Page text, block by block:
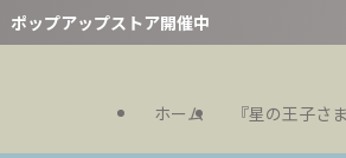
ポップアップストア開催中
ホーム 『星の王子さ
びしいのは変わらな
びしいのは変わらな